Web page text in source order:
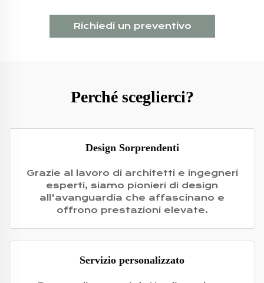
Richiedi un preventivo
Perché sceglierci?
Design Sorprendenti
Grazie al lavoro di architetti e ingegneri
esperti, siamo pionieri di design
all'avanguardia che affascinano e
offrono prestazioni elevate.
Servizio personalizzato